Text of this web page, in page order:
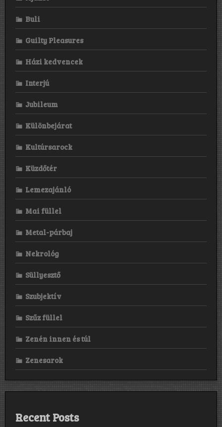
Buli
Guilty Pleasures
Házi kedvencek
Interjú
Jubileum
Különbejárat
Kultúrsarock
Küzdőtér
Lemezajánló
Mai füllel
Metal-párbaj
Nekrológ
Süllyesztő
Szubjektív
Szűz füllel
Zenén innen és túl
Zenesarok
Recent Posts